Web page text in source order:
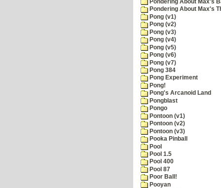
Pondering About Max's
Pondering About Max's
Pong (v1)
Pong (v2)
Pong (v3)
Pong (v4)
Pong (v5)
Pong (v6)
Pong (v7)
Pong 384
Pong Experiment
Pong!
Pong's Arcanoid Land
Pongblast
Pongo
Pontoon (v1)
Pontoon (v2)
Pontoon (v3)
Pooka Pinball
Pool
Pool 1.5
Pool 400
Pool 87
Poor Ball!
Pooyan